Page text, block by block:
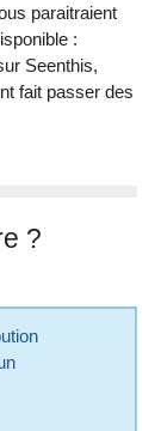
paraitraient
:
Seenthis,
fait passer des
?